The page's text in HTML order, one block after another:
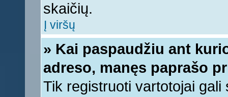
skaičių.
Į viršų
» Kai paspaudžiu ant
adreso, manęs paprašo
Tik registruoti vartotojai